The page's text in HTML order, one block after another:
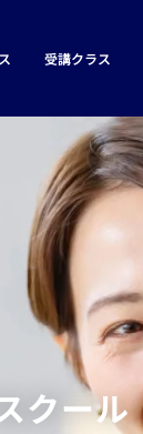
受講クラス
クール